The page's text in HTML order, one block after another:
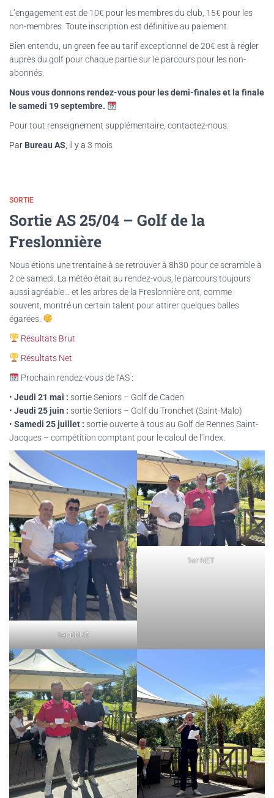
L’engagement est de 10€ pour les membres du club, 15€ pour les
non-membres. Toute inscription est définitive au paiement.
Bien entendu, un green fee au tarif exceptionnel de 20€ est à régler
auprès du golf pour chaque partie sur le parcours pour les non-
abonnés.
Nous vous donnons rendez-vous pour les demi-finales et la finale
le samedi 19 septembre.
Pour tout renseignement supplémentaire, contactez-nous.
Par Bureau AS , il y a 3 mois
SORTIE
Sortie AS 25/04 – Golf de la
Freslonnière
Nous étions une trentaine à se retrouver à 8h30 pour ce scramble à
2 ce samedi. La météo était au rendez-vous, le parcours toujours
aussi agréable… et les arbres de la Freslonnière ont, comme
souvent, montré un certain talent pour attirer quelques balles
égarées.
Résultats Brut
Résultats Net
Prochain rendez-vous de l’AS :
• Jeudi 21 mai : sortie Seniors – Golf de Caden
• Jeudi 25 juin : sortie Seniors – Golf du Tronchet (Saint-Malo)
• Samedi 25 juillet : sortie ouverte à tous au Golf de Rennes Saint-
Jacques – compétition comptant pour le calcul de l’index.
1er BRUT
1er NET